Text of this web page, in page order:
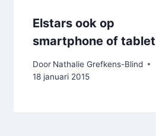
Elstars ook op
smartphone of tablet
Door Nathalie Grefkens-Blind
18 januari 2015